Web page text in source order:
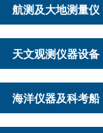
航测及大地测量仪
天文观测仪器设备
海洋仪器及科考船